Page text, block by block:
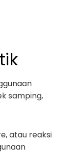
samping,
atau reaksi